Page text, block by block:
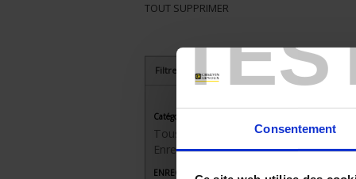
Consentement
TOUT SUPPRIMER
Filtrer les produits par critères
Catégorie
Tous les produits
Enregistreurs sans papier
ENREGISTREUR - Nombre de voies de